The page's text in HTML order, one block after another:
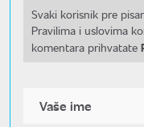
Svaki korisnik pre
Pravilima i uslovima
komentara prihvatate